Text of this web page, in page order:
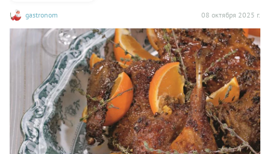
gastronom 08 октября 2025 г.